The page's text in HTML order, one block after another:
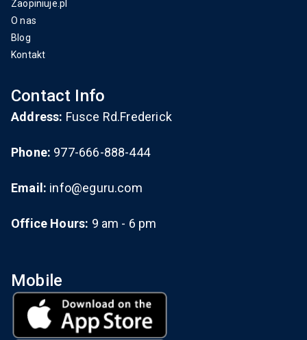
Zaopiniuje.pl
O nas
Blog
Kontakt
Contact Info
Address: Fusce Rd.Frederick
Phone: 977-666-888-444
Email: info@eguru.com
Office Hours: 9 am - 6 pm
Mobile